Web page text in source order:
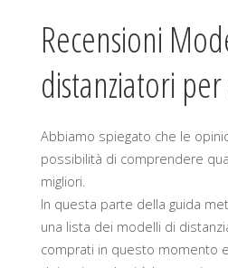
Recensioni
distanziatori
Abbiamo spiegato che le
possibilità di comprendere
migliori.
In questa parte della guida
una lista dei modelli di
comprati in questo momento